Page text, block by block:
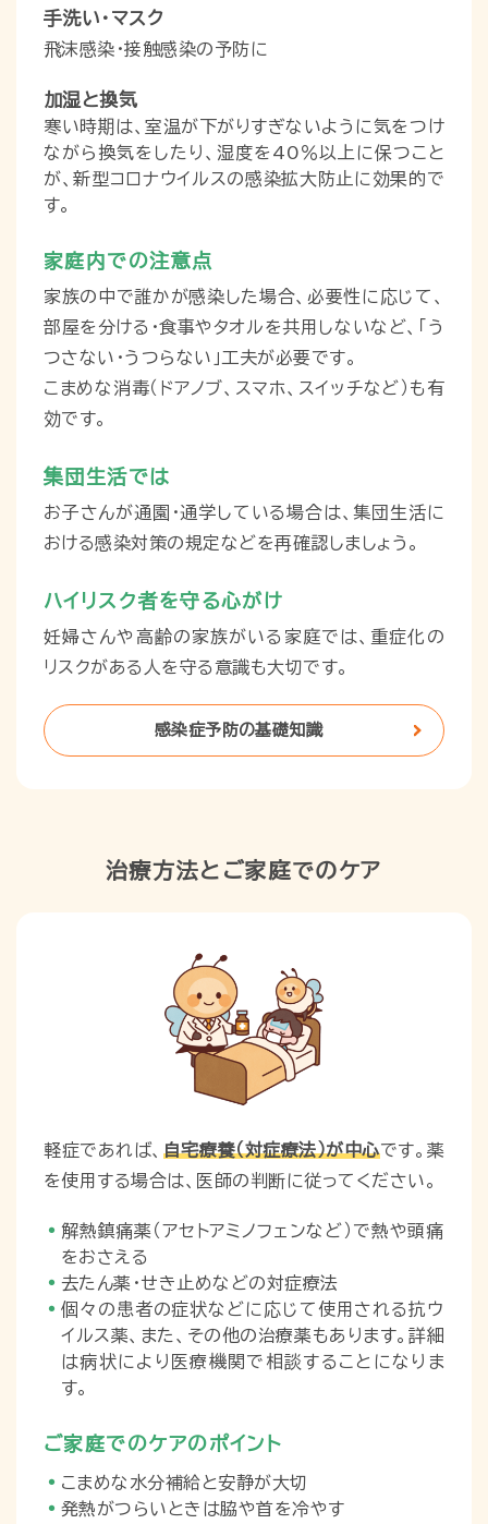
手洗い・マスク
飛沫感染・接触感染の予防に
加湿と換気
寒い時期は、室温が下がりすぎないように気をつけ
ながら換気をしたり、湿度を40％以上に保つこと
が、新型コロナウイルスの感染拡大防止に効果的で
す。
家庭内での注意点
家族の中で誰かが感染した場合、必要性に応じて、
部屋を分ける・食事やタオルを共用しないなど、「う
つさない・うつらない」工夫が必要です。
こまめな消毒（ドアノブ、スマホ、スイッチなど）も有
効です。
集団生活では
お子さんが通園・通学している場合は、集団生活に
おける感染対策の規定などを再確認しましょう。
ハイリスク者を守る心がけ
妊婦さんや高齢の家族がいる家庭では、重症化の
リスクがある人を守る意識も大切です。
感染症予防の基礎知識
治療方法とご家庭でのケア
軽症であれば、 自宅療養（対症療法）が中心です。薬
を使用する場合は、医師の判断に従ってください。
解熱鎮痛薬（アセトアミノフェンなど）で熱や頭痛
をおさえる
去たん薬・せき止めなどの対症療法
個々の患者の症状などに応じて使用される抗ウ
イルス薬、また、その他の治療薬もあります。詳細
は病状により医療機関で相談することになりま
す。
ご家庭でのケアのポイント
こまめな水分補給と安静が大切
発熱がつらいときは脇や首を冷やす